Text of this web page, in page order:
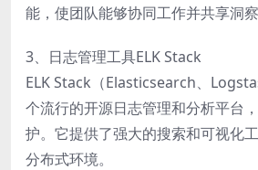
能，使团队能够协同工作并共享洞察
3、日志管理工具ELK Stack
ELK Stack（Elasticsearch、
个流行的开源日志管理和分析平台
护。它提供了强大的搜索和可视化
分布式环境。